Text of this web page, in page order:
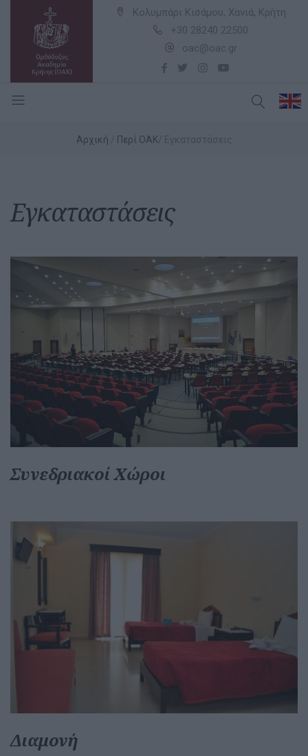
Κολυμπάρι Κισάμου, Χανιά, Κρήτη
+30 28240 22500
oac@oac.gr
Αρχική Περί ΟΑΚ Εγκαταστάσεις
Εγκαταστάσεις
Συνεδριακοί Χώροι
Διαμονή